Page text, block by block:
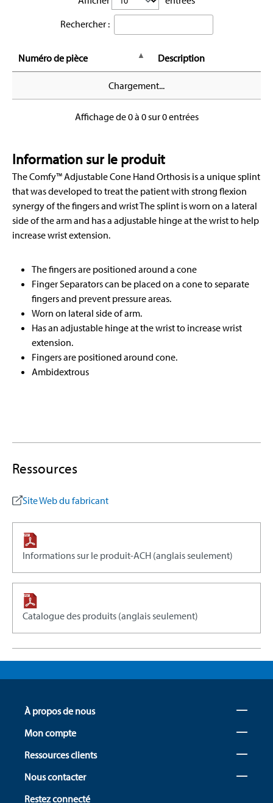
Rechercher :
Numéro de pièce Description
Chargement...
Affichage de 0 à 0 sur 0 entrées
Information sur le produit
The Comfy™ Adjustable Cone Hand Orthosis is a unique splint
that was developed to treat the patient with strong flexion
synergy of the fingers and wrist The splint is worn on a lateral
side of the arm and has a adjustable hinge at the wrist to help
increase wrist extension.
The fingers are positioned around a cone
Finger Separators can be placed on a cone to separate
fingers and prevent pressure areas.
Worn on lateral side of arm.
Has an adjustable hinge at the wrist to increase wrist
extension.
Fingers are positioned around cone.
Ambidextrous
Ressources
Site Web du fabricant
Informations sur le produit-ACH (anglais seulement)
Catalogue des produits (anglais seulement)
À propos de nous
Mon compte
Ressources clients
Nous contacter
Restez connecté